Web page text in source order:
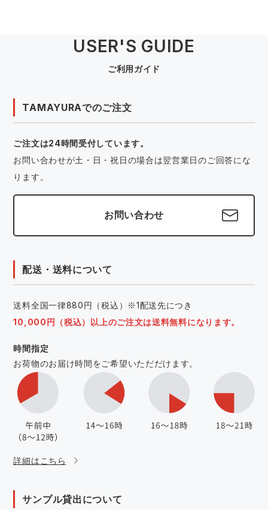
USER'S GUIDE
ご利用ガイド
TAMAYURAでのご注文
ご注文は24時間受付しています。
お問い合わせが土・日・祝日の場合は翌営業日のご回答にな
ります。
お問い合わせ
配送・送料について
送料全国一律880円（税込）※1配送先につき
10,000円（税込）以上のご注文は送料無料になります。
時間指定
お荷物のお届け時間をご希望いただだけます。
詳細はこちら
サンプル貸出について